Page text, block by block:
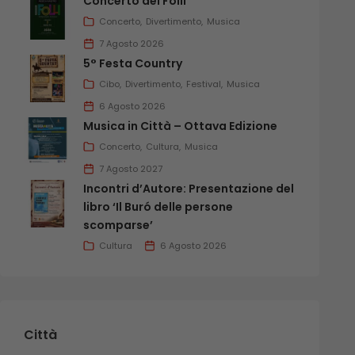
Concerto Divertimento Musica
7 Agosto 2026
5° Festa Country
Cibo Divertimento Festival Musica
6 Agosto 2026
Musica in Città – Ottava Edizione
Concerto Cultura Musica
7 Agosto 2027
Incontri d’Autore: Presentazione del
libro ‘Il Buró delle persone
scomparse’
Cultura 6 Agosto 2026
Città